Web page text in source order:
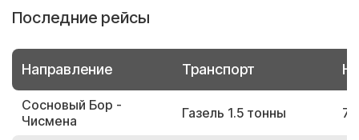
Последние рейсы
Направление Транспорт
Сосновый Бор -
Чисмена
Газель 1.5 тонны